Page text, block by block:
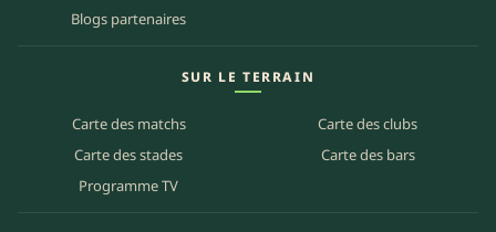
Blogs partenaires
SUR LE TERRAIN
Carte des matchs
Carte des clubs
Carte des stades
Carte des bars
Programme TV